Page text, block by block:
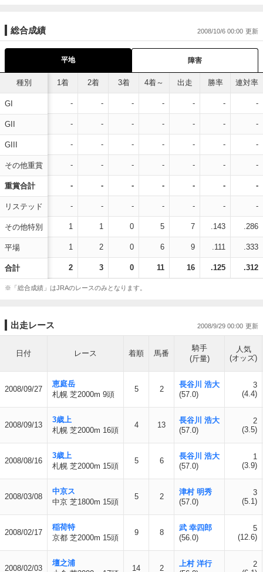
総合成績 2008/10/6 00:00
平地 障害
種別
GI
GII
GIII
その他重賞
重賞合計
リステッド
その他特別
平場
合計
1着 2着 3着 4着～ 出走 勝率 連対率
- - - - - - -
- - - - - - -
- - - - - - -
- - - - - - -
- - - - - - -
- - - - - - -
1 1 0 5 7 .143 .286
1 2 0 6 9 .111 .333
2 3 0 11 16 .125 .312
※「総合成績」はJRAのレースのみとなります。
出走レース 2008/9/29 00:00
日付 レース 着順 馬番
騎手
(斤量)
人気
(オッズ)
2008/09/27
恵庭岳
札幌 芝2000m 9頭
5 2
長谷川 浩大
(57.0)
3
(4.4)
2008/09/13
3歳上
札幌 芝2000m 16頭
4 13
長谷川 浩大
(57.0)
2
(3.5)
2008/08/16
3歳上
札幌 芝2000m 15頭
5 6
長谷川 浩大
(57.0)
1
(3.9)
2008/03/08
中京ス
中京 芝1800m 15頭
5 2
津村 明秀
(57.0)
3
(5.1)
2008/02/17
稲荷特
京都 芝2000m 15頭
9 8
武 幸四郎
(56.0)
5
(12.6)
2008/02/03
壇之浦
14 2
上村 洋行
2